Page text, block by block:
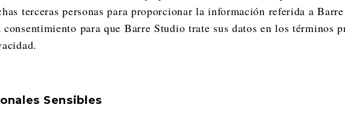
terceras personas para proporcionar la información referida a
consentimiento para que Barre Studio trate sus datos en los términos
Sensibles